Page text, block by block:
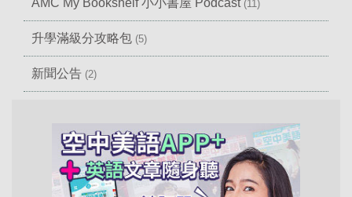
AMC My Bookshelf 小小書屋 Podcast (11)
升學滿級分攻略包 (5)
新聞公告 (2)